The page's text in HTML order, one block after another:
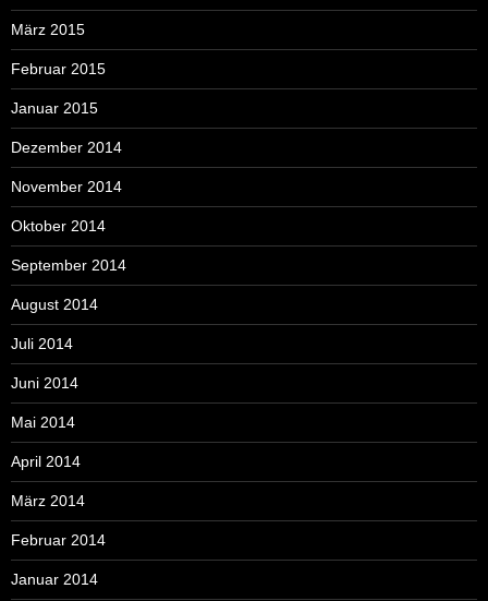
März 2015
Februar 2015
Januar 2015
Dezember 2014
November 2014
Oktober 2014
September 2014
August 2014
Juli 2014
Juni 2014
Mai 2014
April 2014
März 2014
Februar 2014
Januar 2014